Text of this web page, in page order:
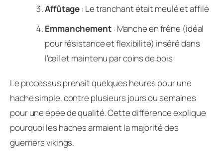
Affûtage: Le tranchant était meulé et affilé
Emmanchement: Manche en frêne (idéal
pour résistance et flexibilité) inséré dans
l'œil et maintenu par coins de bois
Le processus prenait quelques heures pour une
hache simple, contre plusieurs jours ou semaines
pour une épée de qualité. Cette différence explique
pourquoi les haches armaient la majorité des
guerriers vikings.